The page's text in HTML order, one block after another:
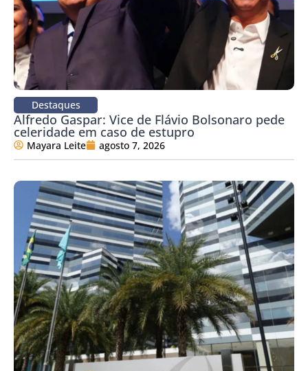
Destaques
Alfredo Gaspar: Vice de Flávio Bolsonaro pede
celeridade em caso de estupro
Mayara Leite agosto 7, 2026